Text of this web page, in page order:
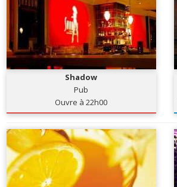
Shadow
Pub
Ouvre à 22h00